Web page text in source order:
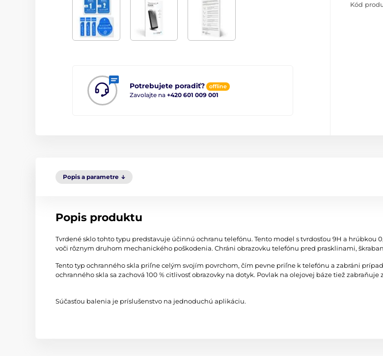
Potrebujete poradiť? offline
Zavolajte na +420 601 009 001
Kód
Popis a parametre
Popis produktu
Tvrdené sklo tohto typu predstavuje účinnú ochranu telefónu. Tento model s tvrdosťou 9H a
voči rôznym druhom mechanického poškodenia. Chráni obrazovku telefónu pred prasklinami,
Tento typ ochranného skla priľne celým svojím povrchom, čím pevne priľne k telefónu a zabráni
ochranného skla sa zachová 100 % citlivosť obrazovky na dotyk. Povlak na olejovej báze tiež
Súčasťou balenia je príslušenstvo na jednoduchú aplikáciu.